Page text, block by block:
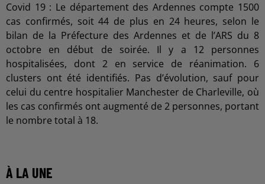
Covid 19 : Le département des Ardennes compte 1500
cas confirmés, soit 44 de plus en 24 heures, selon le
bilan de la Préfecture des Ardennes et de l’ARS du 8
octobre en début de soirée. Il y a 12 personnes
hospitalisées, dont 2 en service de réanimation. 6
clusters ont été identifiés. Pas d’évolution, sauf pour
celui du centre hospitalier Manchester de Charleville, où
les cas confirmés ont augmenté de 2 personnes, portant
le nombre total à 18.
À LA UNE